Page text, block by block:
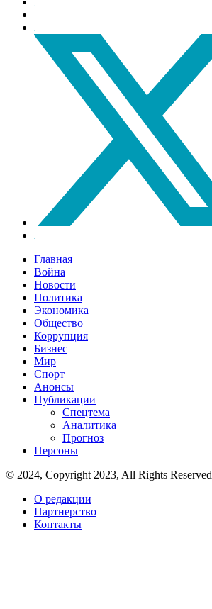
Главная
Война
Новости
Политика
Экономика
Общество
Коррупция
Бизнес
Мир
Спорт
Анонсы
Публикации
Спецтема
Аналитика
Прогноз
Персоны
© 2024, Copyright 2023, All Rights Reserved
О редакции
Партнерство
Контакты